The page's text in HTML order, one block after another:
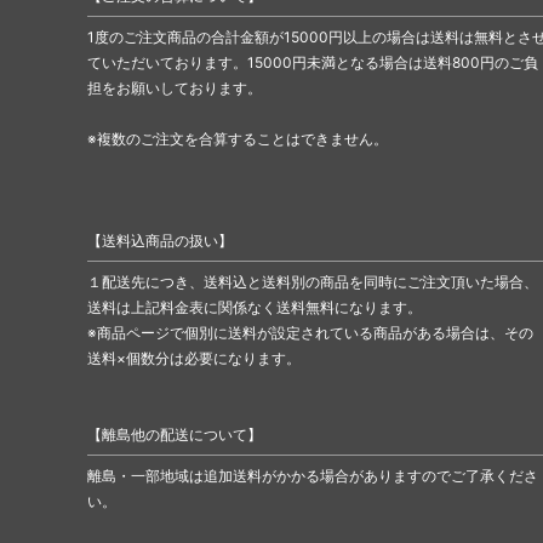
1度のご注文商品の合計金額が15000円以上の場合は送料は無料とさ
ていただいております。15000円未満となる場合は送料800円のご負
担をお願いしております。
※複数のご注文を合算することはできません。
【送料込商品の扱い】
１配送先につき、送料込と送料別の商品を同時にご注文頂いた場合、
送料は上記料金表に関係なく送料無料になります。
※商品ページで個別に送料が設定されている商品がある場合は、その
送料×個数分は必要になります。
【離島他の配送について】
離島・一部地域は追加送料がかかる場合がありますのでご了承くださ
い。